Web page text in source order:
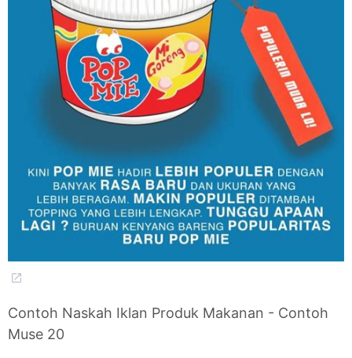
Contoh Naskah Iklan Produk Makanan - Contoh
Muse 20